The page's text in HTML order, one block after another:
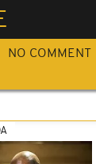
NO COMMENT